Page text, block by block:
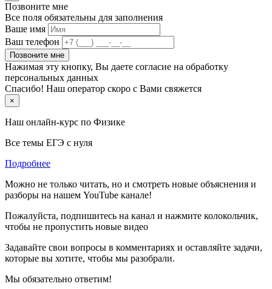
Позвоните мне
Все поля обязательны для заполнения
Ваше имя
Ваш телефон
Позвоните мне
Нажимая эту кнопку, Вы даете согласие на обработку
персональных данных
Спасибо! Наш оператор скоро с Вами свяжется
×
Наш онлайн-курс по Физике
Все темы ЕГЭ с нуля
Подробнее
Можно не только читать, но и смотреть новые объяснения и
разборы на нашем YouTube канале!
Пожалуйста, подпишитесь на канал и нажмите колокольчик,
чтобы не пропустить новые видео
Задавайте свои вопросы в комментариях и оставляйте задачи,
которые вы хотите, чтобы мы разобрали.
Мы обязательно ответим!